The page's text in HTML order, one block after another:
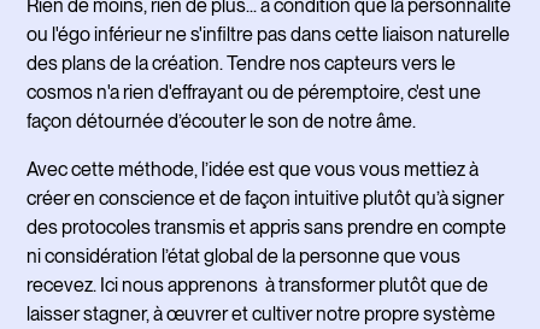
Rien de moins, rien de plus... à condition que la personnalité
ou l'égo inférieur ne s'infiltre pas dans cette liaison naturelle
des plans de la création. Tendre nos capteurs vers le
cosmos n'a rien d'effrayant ou de péremptoire, c'est une
façon détournée d’écouter le son de notre âme.
Avec cette méthode, l’idée est que vous vous mettiez à
créer en conscience et de façon intuitive plutôt qu’à signer
des protocoles transmis et appris sans prendre en compte
ni considération l’état global de la personne que vous
recevez. Ici nous apprenons à transformer plutôt que de
laisser stagner, à œuvrer et cultiver notre propre système